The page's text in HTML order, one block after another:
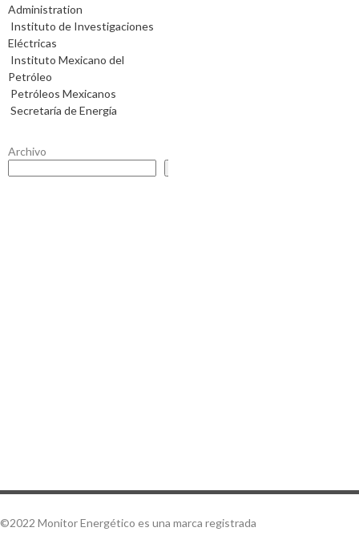
Administration
Instituto de Investigaciones
Eléctricas
Instituto Mexicano del
Petróleo
Petróleos Mexicanos
Secretaría de Energía
Archivo
©2022 Monitor Energético es una marca registrada